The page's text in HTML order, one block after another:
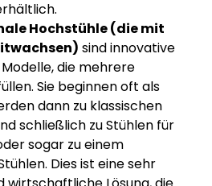
Hochstühle (die mit
sind innovative
die mehrere
Sie beginnen oft als
dann zu klassischen
schließlich zu Stühlen für
sogar zu einem
Dies ist eine sehr